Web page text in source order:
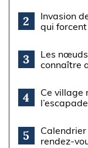
2
Invasion
qui
3
Les
connaître
4
Ce village
5
rendez-